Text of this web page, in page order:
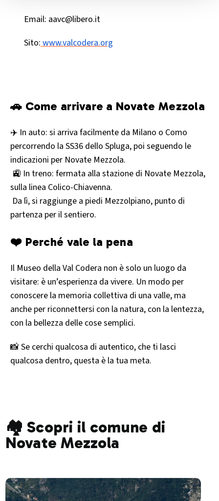
Email: aavc@libero.it
Sito: www.valcodera.org
🚗 Come arrivare a Novate Mezzola
✈️ In auto: si arriva facilmente da Milano o Como
percorrendo la SS36 dello Spluga, poi seguendo le
indicazioni per Novate Mezzola.
🚉 In treno: fermata alla stazione di Novate Mezzola,
sulla linea Colico-Chiavenna.
Da lì, si raggiunge a piedi Mezzolpiano, punto di
partenza per il sentiero.
❤️ Perché vale la pena
Il Museo della Val Codera non è solo un luogo da
visitare: è un’esperienza da vivere. Un modo per
conoscere la memoria collettiva di una valle, ma
anche per riconnettersi con la natura, con la lentezza,
con la bellezza delle cose semplici.
📸 Se cerchi qualcosa di autentico, che ti lasci
qualcosa dentro, questa è la tua meta.
🏘️ Scopri il comune di
Novate Mezzola